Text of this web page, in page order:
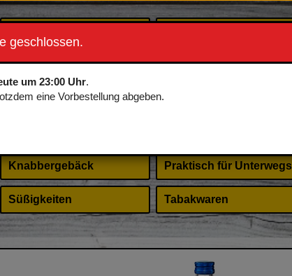
geschlossen.
um 23:00 Uhr.
eine Vorbestellung abgeben.
Neumanns Eis
Speisen
Knabbergebäck
Süßigkeiten
Erotisches für Sie & Ihn
Praktisch für Unterwegs
Tabakwaren